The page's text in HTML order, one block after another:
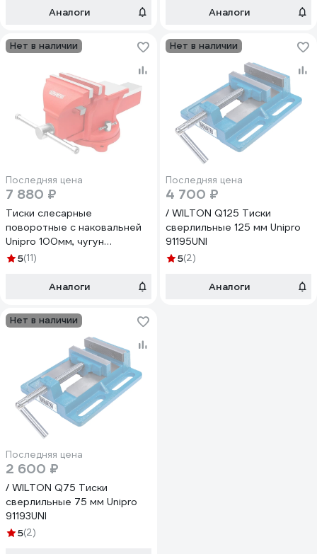
Аналоги Аналоги
Нет в наличии
Последняя цена
7 880 ₽
Тиски слесарные
поворотные с наковальней
Unipro 100мм, чугун
65100UNI
5(11)
Аналоги
Нет в наличии
Последняя цена
4 700 ₽
/ WILTON Q125 Тиски
сверлильные 125 мм Unipro
91195UNI
5(2)
Аналоги
Нет в наличии
Последняя цена
2 600 ₽
/ WILTON Q75 Тиски
сверлильные 75 мм Unipro
91193UNI
5(2)